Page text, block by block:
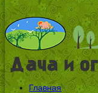
Главная